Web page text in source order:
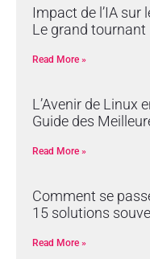
Impact de l’IA sur
Le grand tournant
Read More »
L’Avenir de Linux
Guide des
Read More »
Comment se
15 solutions
Read More »